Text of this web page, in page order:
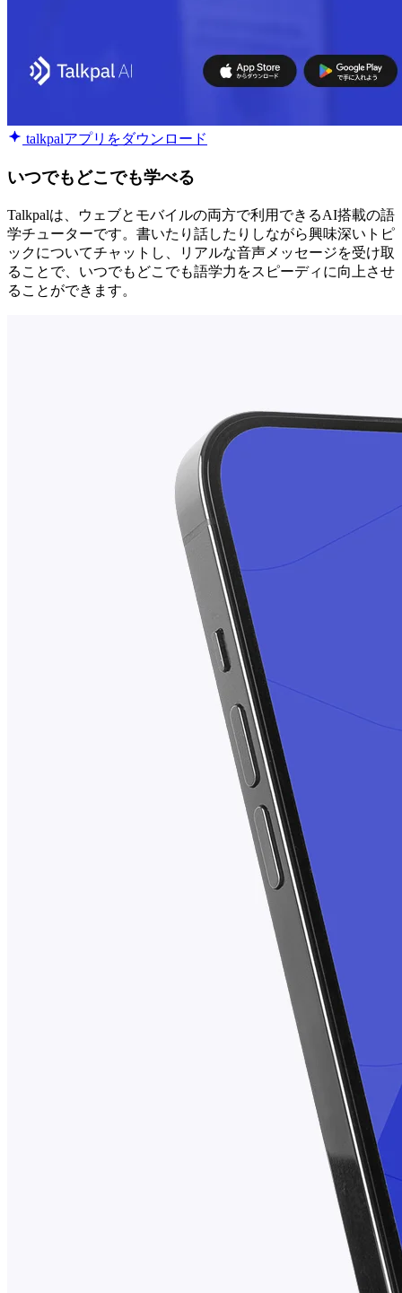
talkpalアプリをダウンロード
いつでもどこでも学べる
Talkpalは、ウェブとモバイルの両方で利用できるAI搭載の語
学チューターです。書いたり話したりしながら興味深いトピ
ックについてチャットし、リアルな音声メッセージを受け取
ることで、いつでもどこでも語学力をスピーディに向上させ
ることができます。